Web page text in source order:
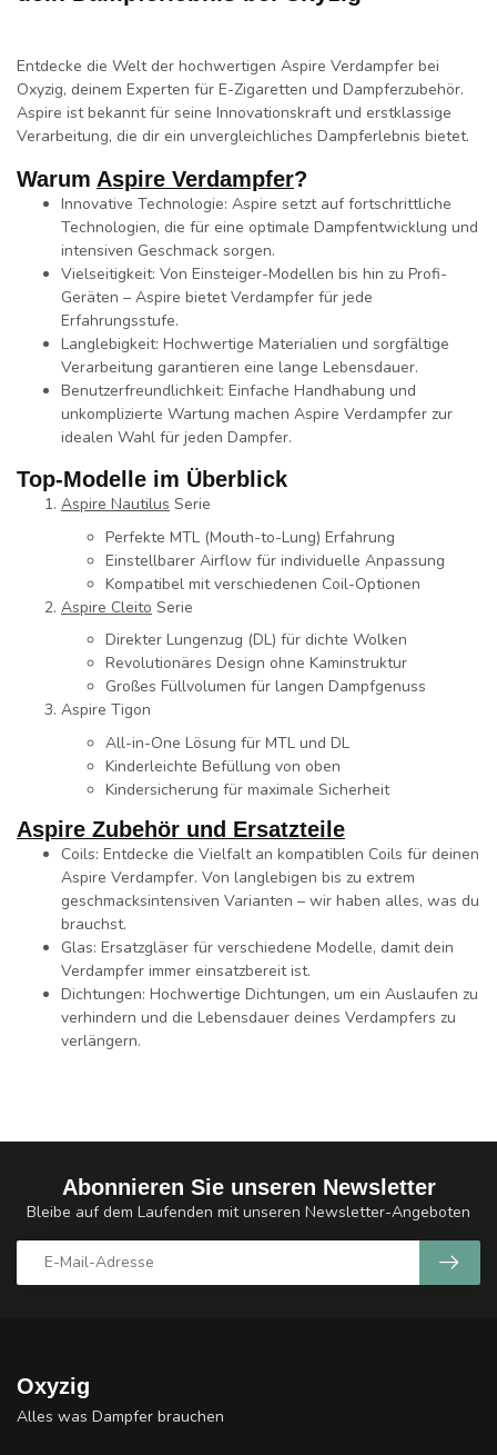
Entdecke die Welt der hochwertigen Aspire Verdampfer bei
Oxyzig, deinem Experten für E-Zigaretten und Dampferzubehör.
Aspire ist bekannt für seine Innovationskraft und erstklassige
Verarbeitung, die dir ein unvergleichliches Dampferlebnis bietet.
Warum Aspire Verdampfer?
Innovative Technologie: Aspire setzt auf fortschrittliche
Technologien, die für eine optimale Dampfentwicklung und
intensiven Geschmack sorgen.
Vielseitigkeit: Von Einsteiger-Modellen bis hin zu Profi-
Geräten – Aspire bietet Verdampfer für jede
Erfahrungsstufe.
Langlebigkeit: Hochwertige Materialien und sorgfältige
Verarbeitung garantieren eine lange Lebensdauer.
Benutzerfreundlichkeit: Einfache Handhabung und
unkomplizierte Wartung machen Aspire Verdampfer zur
idealen Wahl für jeden Dampfer.
Top-Modelle im Überblick
Aspire Nautilus Serie
Perfekte MTL (Mouth-to-Lung) Erfahrung
Einstellbarer Airflow für individuelle Anpassung
Kompatibel mit verschiedenen Coil-Optionen
Aspire Cleito Serie
Direkter Lungenzug (DL) für dichte Wolken
Revolutionäres Design ohne Kaminstruktur
Großes Füllvolumen für langen Dampfgenuss
Aspire Tigon
All-in-One Lösung für MTL und DL
Kinderleichte Befüllung von oben
Kindersicherung für maximale Sicherheit
Aspire Zubehör und Ersatzteile
Coils: Entdecke die Vielfalt an kompatiblen Coils für deinen
Aspire Verdampfer. Von langlebigen bis zu extrem
geschmacksintensiven Varianten – wir haben alles, was du
brauchst.
Glas: Ersatzgläser für verschiedene Modelle, damit dein
Verdampfer immer einsatzbereit ist.
Dichtungen: Hochwertige Dichtungen, um ein Auslaufen zu
verhindern und die Lebensdauer deines Verdampfers zu
verlängern.
Abonnieren Sie unseren Newsletter
Bleibe auf dem Laufenden mit unseren Newsletter-Angeboten
Oxyzig
Alles was Dampfer brauchen